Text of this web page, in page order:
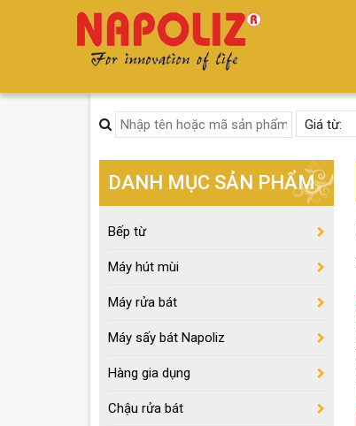
DANH MỤC SẢN PHẨM
Bếp từ
Máy hút mùi
Máy rửa bát
Máy sấy bát Napoliz
Hàng gia dụng
Chậu rửa bát